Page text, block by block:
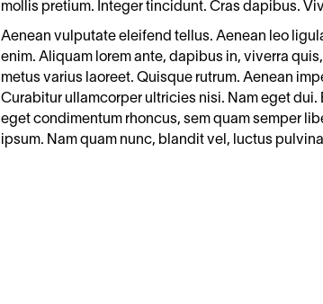
mollis pretium. Integer tincidunt. Cras dapibus.
Aenean vulputate eleifend tellus. Aenean leo
enim. Aliquam lorem ante, dapibus in, viverra
metus varius laoreet. Quisque rutrum. Aenean
Curabitur ullamcorper ultricies nisi. Nam eget dui.
eget condimentum rhoncus, sem quam semper
ipsum. Nam quam nunc, blandit vel, luctus